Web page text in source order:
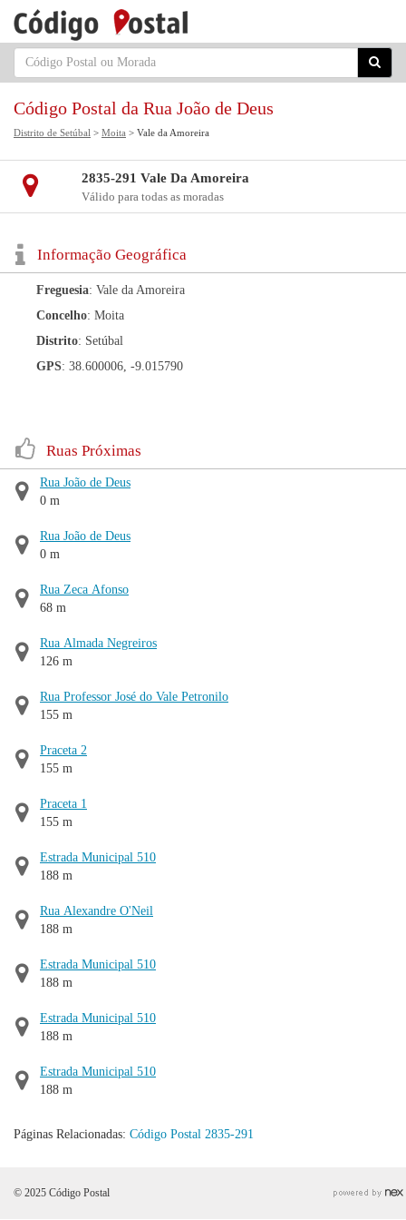
Código Postal da Rua João de Deus
Distrito de Setúbal > Moita > Vale da Amoreira
2835-291 Vale Da Amoreira
Válido para todas as moradas
Informação Geográfica
Freguesia: Vale da Amoreira
Concelho: Moita
Distrito: Setúbal
GPS: 38.600006, -9.015790
Ruas Próximas
Rua João de Deus
0 m
Rua João de Deus
0 m
Rua Zeca Afonso
68 m
Rua Almada Negreiros
126 m
Rua Professor José do Vale Petronilo
155 m
Praceta 2
155 m
Praceta 1
155 m
Estrada Municipal 510
188 m
Rua Alexandre O'Neil
188 m
Estrada Municipal 510
188 m
Estrada Municipal 510
188 m
Estrada Municipal 510
188 m
Páginas Relacionadas: Código Postal 2835-291
© 2025 Código Postal